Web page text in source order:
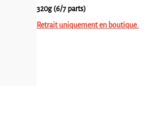
320g (6/7 parts)
Retrait uniquement en boutique.